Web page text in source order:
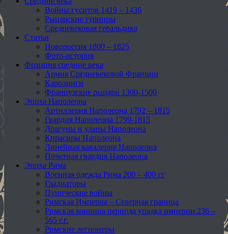
Войны гуситов 1419 – 1436
Рыцарские турниры
Средневековая геральдика
Статьи
Новороссия 1800 – 1825
Фото-история
Франция средние века
Армия Средневековой Франции
Каролинги
Французские рыцари 1300-1500
Эпоха Наполеона
Артиллерия Наполеона 1792 – 1815
Гвардия Наполеона 1799-1815
Драгуны и уланы Наполеона
Кирасиры Наполеона
Линейная кавалерия Наполеона
Почетная гвардия Наполеона
Эпоха Рима
Военная одежда Рима 200 – 400 гг
Гладиаторы
Пунические войны
Римская Империя – Северная граница
Римская конница периода упадка империи 236 –
565 г.г.
Римские легионеры